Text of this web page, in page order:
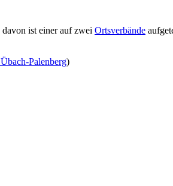
ist einer auf zwei Ortsverbände
Palenberg)